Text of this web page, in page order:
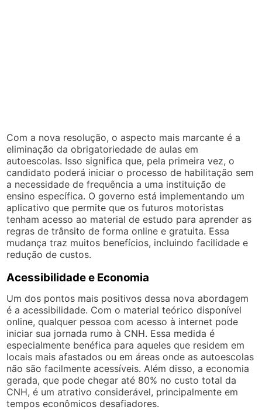
Com a nova resolução, o aspecto mais marcante é a
eliminação da obrigatoriedade de aulas em
autoescolas. Isso significa que, pela primeira vez, o
candidato poderá iniciar o processo de habilitação sem
a necessidade de frequência a uma instituição de
ensino específica. O governo está implementando um
aplicativo que permite que os futuros motoristas
tenham acesso ao material de estudo para aprender as
regras de trânsito de forma online e gratuita. Essa
mudança traz muitos benefícios, incluindo facilidade e
redução de custos.
Acessibilidade e Economia
Um dos pontos mais positivos dessa nova abordagem
é a acessibilidade. Com o material teórico disponível
online, qualquer pessoa com acesso à internet pode
iniciar sua jornada rumo à CNH. Essa medida é
especialmente benéfica para aqueles que residem em
locais mais afastados ou em áreas onde as autoescolas
não são facilmente acessíveis. Além disso, a economia
gerada, que pode chegar até 80% no custo total da
CNH, é um atrativo considerável, principalmente em
tempos econômicos desafiadores.